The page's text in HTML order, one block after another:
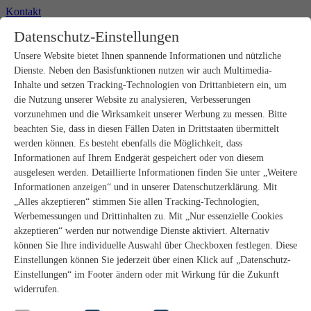
Kontakt
Produkte
Rohbau
Estrichverlegung
Untergrundvorbereitung
Bodenspachtelmassen
Abdichtungen
Fliesenkleber
Fugenmörtel
Fugendichtstoffe
Natursteinverlegung
Bodenbelags- und Parkettklebstoffe
Wandspachtelmassen
Werkzeug
Zubehör
PANDOMO
wedi Produkte
Marine Produkte
Service
Datenschutz-Einstellungen
Unsere Website bietet Ihnen spannende Informationen und nützliche
Dienste. Neben den Basisfunktionen nutzen wir auch Multimedia-
Inhalte und setzen Tracking-Technologien von Drittanbietern ein, um
die Nutzung unserer Website zu analysieren, Verbesserungen
vorzunehmen und die Wirksamkeit unserer Werbung zu messen. Bitte
beachten Sie, dass in diesen Fällen Daten in Drittstaaten übermittelt
werden können. Es besteht ebenfalls die Möglichkeit, dass
Informationen auf Ihrem Endgerät gespeichert oder von diesem
ausgelesen werden. Detaillierte Informationen finden Sie unter „Weitere
Informationen anzeigen“ und in unserer Datenschutzerklärung. Mit
„Alles akzeptieren“ stimmen Sie allen Tracking-Technologien,
Werbemessungen und Drittinhalten zu. Mit „Nur essenzielle Cookies
akzeptieren“ werden nur notwendige Dienste aktiviert. Alternativ
können Sie Ihre individuelle Auswahl über Checkboxen festlegen. Diese
Einstellungen können Sie jederzeit über einen Klick auf „Datenschutz-
Einstellungen“ im Footer ändern oder mit Wirkung für die Zukunft
widerrufen.